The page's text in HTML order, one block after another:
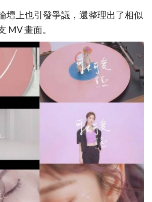
壇上也引發爭議，還整理出了相似
MV 畫面。